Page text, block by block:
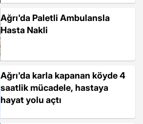
Ağrı'da Paletli Ambulansla
Hasta Nakli
Ağrı'da karla kapanan köyde 4
saatlik mücadele, hastaya
hayat yolu açtı